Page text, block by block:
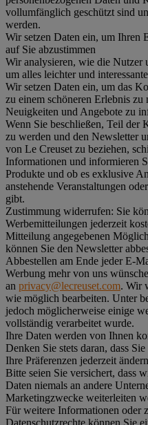
vollumfänglich geschützt sind
werden.
Wir setzen Daten ein, um Ihren
auf Sie abzustimmen
Wir analysieren, wie die Nutzer
um alles leichter und
Wir setzen Daten ein, um das
zu einem schöneren Erlebnis zu
Neuigkeiten und Angebote zu
Wenn Sie beschließen, Teil der
zu werden und den Newsletter
von Le Creuset zu beziehen,
Informationen und informieren
Produkte und ob es exklusive
anstehende Veranstaltungen
gibt.
Zustimmung widerrufen: Sie
Werbemitteilungen jederzeit
Mitteilung angegebenen
können Sie den Newsletter
Abbestellen am Ende jeder E-
Werbung mehr von uns
an privacy@lecreuset.com. Wir
wie möglich bearbeiten. Unter
jedoch möglicherweise einige
vollständig verarbeitet wurde.
Ihre Daten werden von Ihnen
Denken Sie stets daran, dass
Ihre Präferenzen jederzeit
Bitte seien Sie versichert, dass
Daten niemals an andere
Marketingzwecke weiterleiten
Für weitere Informationen oder